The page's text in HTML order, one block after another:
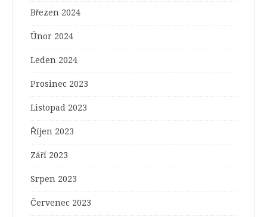
Březen 2024
Únor 2024
Leden 2024
Prosinec 2023
Listopad 2023
Říjen 2023
Září 2023
Srpen 2023
Červenec 2023